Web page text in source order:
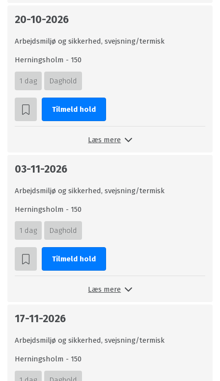
20-10-2026
Arbejdsmiljø og sikkerhed, svejsning/termisk
Herningsholm - 150
1 dag Daghold
Tilmeld hold
Læs mere
03-11-2026
Arbejdsmiljø og sikkerhed, svejsning/termisk
Herningsholm - 150
1 dag Daghold
Tilmeld hold
Læs mere
17-11-2026
Arbejdsmiljø og sikkerhed, svejsning/termisk
Herningsholm - 150